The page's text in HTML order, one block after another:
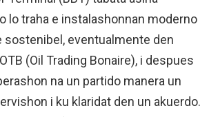
lo traha e instalashonnan moderno
sostenibel, eventualmente den
(Oil Trading Bonaire), i despues
na un partido manera un
i ku klaridat den un akuerdo.